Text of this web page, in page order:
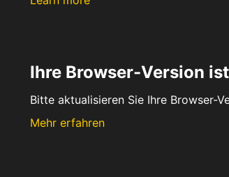
Ihre Browser-Version
Bitte aktualisieren Sie Ihre Browser-
Mehr erfahren